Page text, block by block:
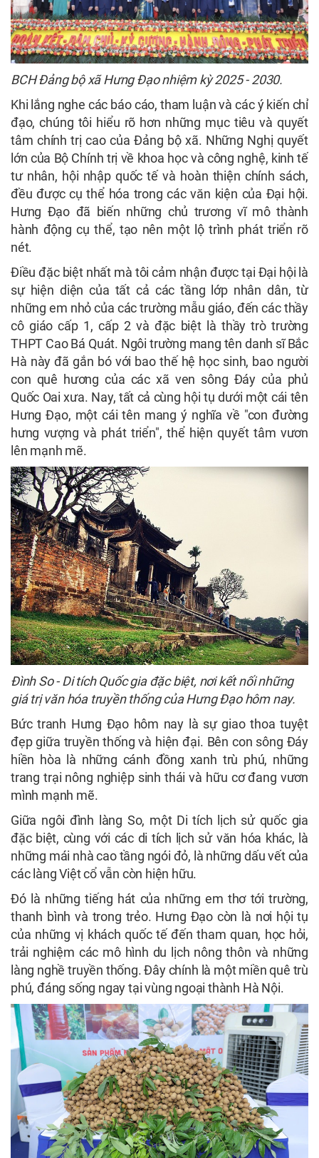
BCH Đảng bộ xã Hưng Đạo nhiệm kỳ 2025 - 2030.
Khi lắng nghe các báo cáo, tham luận và các ý kiến chỉ
đạo, chúng tôi hiểu rõ hơn những mục tiêu và quyết
tâm chính trị cao của Đảng bộ xã. Những Nghị quyết
lớn của Bộ Chính trị về khoa học và công nghệ, kinh tế
tư nhân, hội nhập quốc tế và hoàn thiện chính sách,
đều được cụ thể hóa trong các văn kiện của Đại hội.
Hưng Đạo đã biến những chủ trương vĩ mô thành
hành động cụ thể, tạo nên một lộ trình phát triển rõ
nét.
Điều đặc biệt nhất mà tôi cảm nhận được tại Đại hội là
sự hiện diện của tất cả các tầng lớp nhân dân, từ
những em nhỏ của các trường mẫu giáo, đến các thầy
cô giáo cấp 1, cấp 2 và đặc biệt là thầy trò trường
THPT Cao Bá Quát. Ngôi trường mang tên danh sĩ Bắc
Hà này đã gắn bó với bao thế hệ học sinh, bao người
con quê hương của các xã ven sông Đáy của phủ
Quốc Oai xưa. Nay, tất cả cùng hội tụ dưới một cái tên
Hưng Đạo, một cái tên mang ý nghĩa về "con đường
hưng vượng và phát triển", thể hiện quyết tâm vươn
lên mạnh mẽ.
Đình So - Di tích Quốc gia đặc biệt, nơi kết nối những
giá trị văn hóa truyền thống của Hưng Đạo hôm nay.
Bức tranh Hưng Đạo hôm nay là sự giao thoa tuyệt
đẹp giữa truyền thống và hiện đại. Bên con sông Đáy
hiền hòa là những cánh đồng xanh trù phú, những
trang trại nông nghiệp sinh thái và hữu cơ đang vươn
mình mạnh mẽ.
Giữa ngôi đình làng So, một Di tích lịch sử quốc gia
đặc biệt, cùng với các di tích lịch sử văn hóa khác, là
những mái nhà cao tầng ngói đỏ, là những dấu vết của
các làng Việt cổ vẫn còn hiện hữu.
Đó là những tiếng hát của những em thơ tới trường,
thanh bình và trong trẻo. Hưng Đạo còn là nơi hội tụ
của những vị khách quốc tế đến tham quan, học hỏi,
trải nghiệm các mô hình du lịch nông thôn và những
làng nghề truyền thống. Đây chính là một miền quê trù
phú, đáng sống ngay tại vùng ngoại thành Hà Nội.